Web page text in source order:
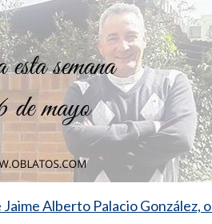
Alberto Palacio González,